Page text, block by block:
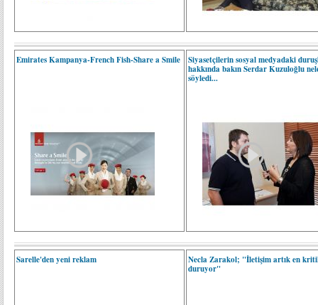
Emirates Kampanya-French Fish-Share a Smile
Siyasetçilerin sosyal medyadaki
hakkında bakın Serdar Kuzuloğlu
söyledi...
Sarelle'den yeni reklam
Necla Zarakol; "İletişim artık en
duruyor"